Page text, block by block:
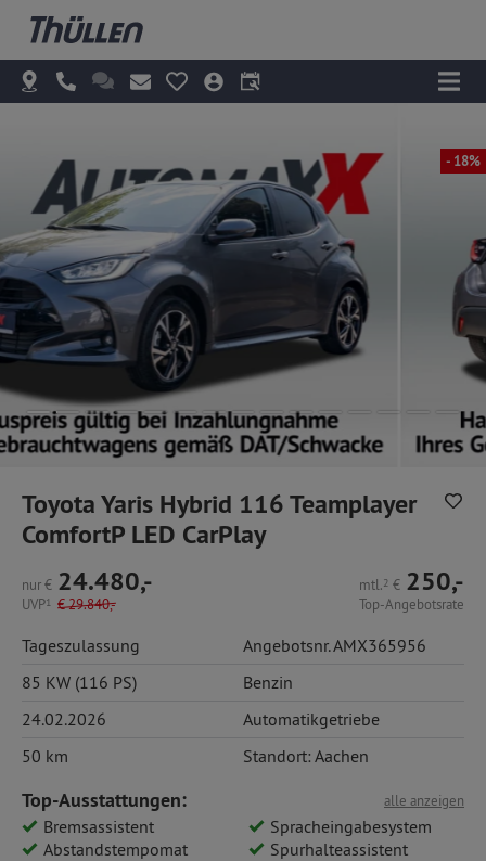
- 18%
Toyota Yaris Hybrid 116 Teamplayer
ComfortP LED CarPlay
nur€ 24.480,-
UVP1 €29.840,-
mtl.2 € 250,-
Top-Angebotsrate
Tageszulassung
Angebotsnr. AMX365956
85 KW (116 PS)
Benzin
24.02.2026
Automatikgetriebe
50 km
Standort: Aachen
alle anzeigen
Top-Ausstattungen:
Bremsassistent
Spracheingabesystem
Abstandstempomat
Spurhalteassistent